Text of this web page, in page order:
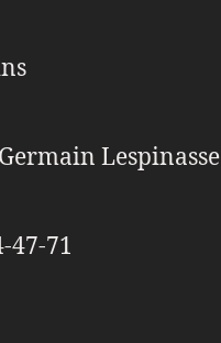
Lespinasse
47-71